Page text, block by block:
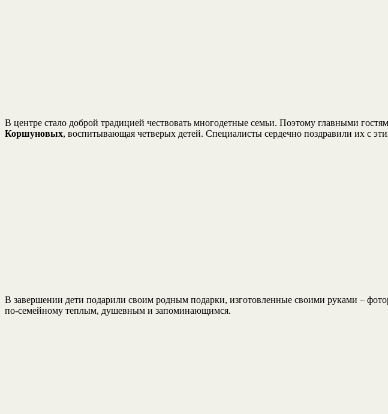
В центре стало доброй традицией чествовать многодетные семьи. Поэтому главными
Коршуновых, воспитывающая четверых детей. Специалисты сердечно поздравили их с
В завершении дети подарили своим родным подарки, изготовленные своими руками –
по-семейному теплым, душевным и запоминающимся.